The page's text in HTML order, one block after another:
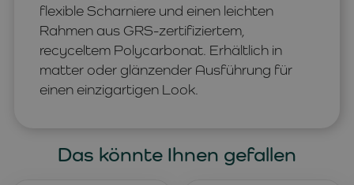
flexible Scharniere und einen leichten
Rahmen aus GRS-zertifiziertem,
recyceltem Polycarbonat. Erhältlich in
matter oder glänzender Ausführung für
einen einzigartigen Look.
Das könnte Ihnen gefallen